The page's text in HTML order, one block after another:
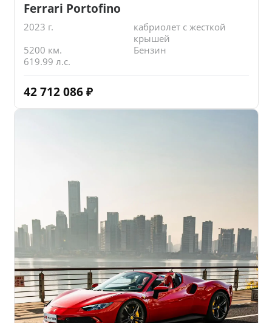
Ferrari Portofino
2023 г.
кабриолет с жесткой
крышей
5200 км.
Бензин
619.99 л.с.
42 712 086 ₽